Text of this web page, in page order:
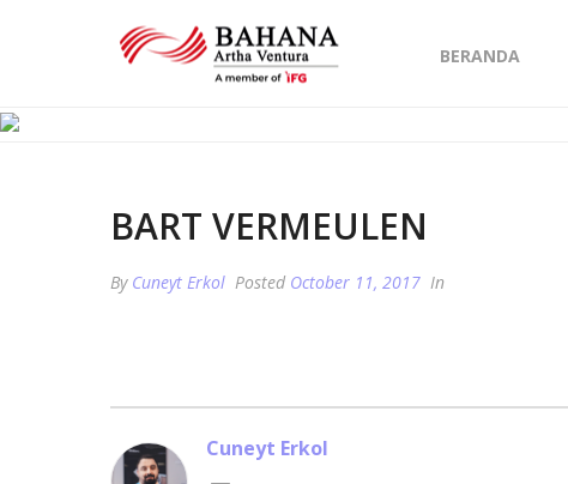
BERANDA
BART VERMEULEN
By Cuneyt Erkol Posted October 11, 2017 In
Cuneyt Erkol